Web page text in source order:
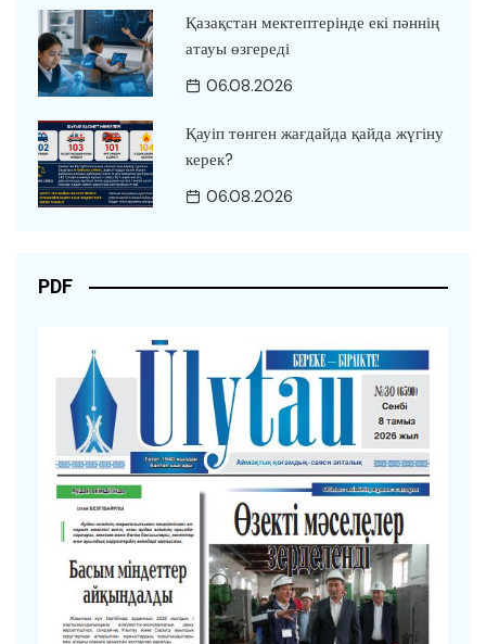
Қазақстан мектептерінде екі пәннің
атауы өзгереді
06.08.2026
Қауіп төнген жағдайда қайда жүгіну
керек?
06.08.2026
PDF